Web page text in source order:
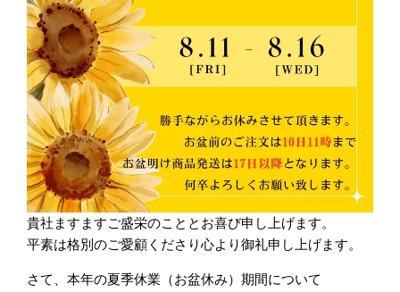
貴社ますますご盛栄のこととお喜び申し上げます。
平素は格別のご愛顧くださり心より御礼申し上げます。
さて、本年の夏季休業（お盆休み）期間について